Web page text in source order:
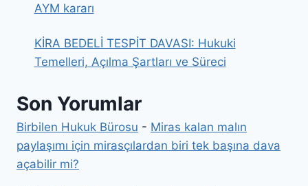
AYM kararı
KİRA BEDELİ TESPİT DAVASI: Hukuki
Temelleri, Açılma Şartları ve Süreci
Son Yorumlar
Birbilen Hukuk Bürosu - Miras kalan malın
paylaşımı için mirasçılardan biri tek başına dava
açabilir mi?